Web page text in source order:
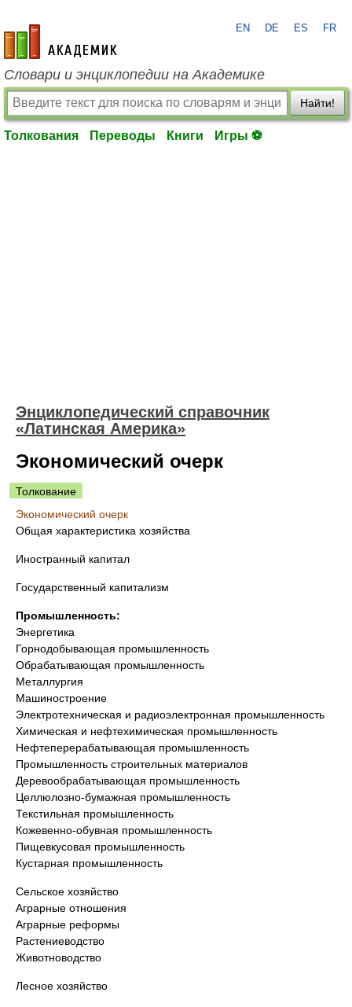
academic.ru
EN DE ES FR
Словари и энциклопедии на Академике
Найти!
Толкования Переводы Книги Игры ⚽
Энциклопедический справочник
«Латинская Америка»
Экономический очерк
Толкование
Экономический очерк
Общая характеристика хозяйства
Иностранный капитал
Государственный капитализм
Промышленность:
Энергетика
Горнодобывающая промышленность
Обрабатывающая промышленность
Металлургия
Машиностроение
Электротехническая и радиоэлектронная промышленность
Химическая и нефтехимическая промышленность
Нефтеперерабатывающая промышленность
Промышленность строительных материалов
Деревообрабатывающая промышленность
Целлюлозно-бумажная промышленность
Текстильная промышленность
Кожевенно-обувная промышленность
Пищевкусовая промышленность
Кустарная промышленность
Сельское хозяйство
Аграрные отношения
Аграрные реформы
Растениеводство
Животноводство
Лесное хозяйство